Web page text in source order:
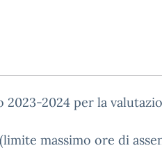
2023-2024 per la
massimo ore di